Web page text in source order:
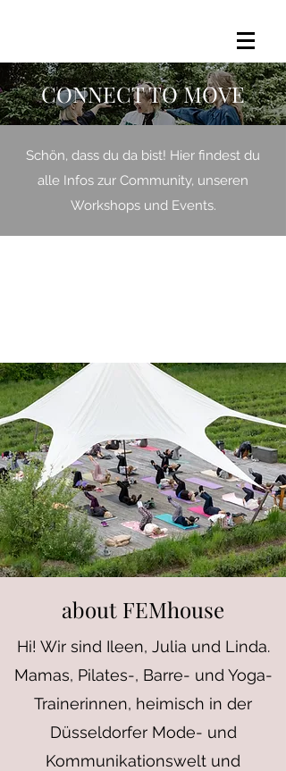
CONNECT TO MOVE
Schön, dass du da bist! Hier findest du
alle Infos zur Community, unseren
Workshops und Events.
about FEMhouse
Hi! Wir sind Ileen, Julia und Linda.
Mamas, Pilates-, Barre- und Yoga-
Trainerinnen, heimisch in der
Düsseldorfer Mode- und
Kommunikationswelt und